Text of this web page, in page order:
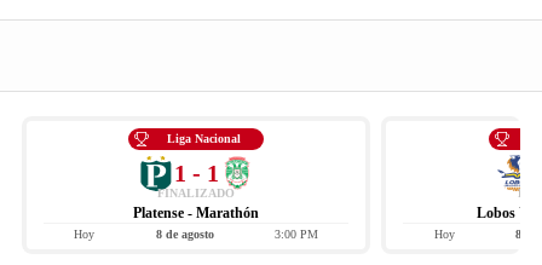
Liga Nacional
1 - 1
FINALIZADO
Platense - Marathón
Hoy 8 de agosto 3:00 PM
Lobos
Hoy 8 de